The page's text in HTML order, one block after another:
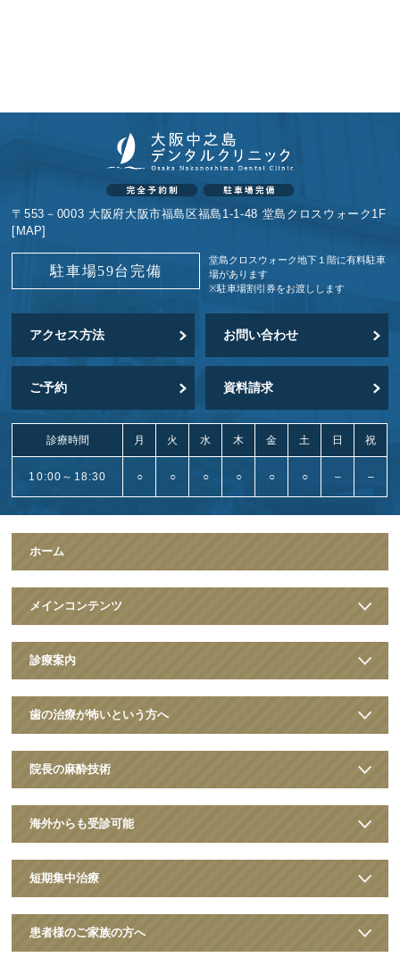
〒553－0003 大阪府大阪市福島区福島1-1-48 堂島クロスウォーク1F
[ MAP]
駐車場59台完備
堂島クロスウォーク地下１階に有料駐車
場があります
※駐車場割引券をお渡しします
アクセス方法 お問い合わせ
ご予約 資料請求
診療時間 月 火 水 木 金 土 日 祝
10:00～18:30 ○ ○ ○ ○ ○ ○ – –
ホーム
メインコンテンツ
診療案内
歯の治療が怖いという方へ
院長の麻酔技術
海外からも受診可能
短期集中治療
患者様のご家族の方へ